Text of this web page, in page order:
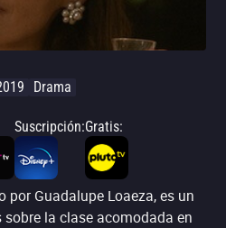
entretenimiento, también se
(¿cuándo volveremos a
Bunny juntos en pantalla otra
genial comedia de misterio,
a la época dorada de la
y una parodia del film noir
actuaciones de Bob
Sin duda uno de los
del siempre innovador Robert
‘Forrest Gump’, ‘Contacto’).
Drama
Suscripción:Gratis:
por Guadalupe Loaeza, es un
la clase acomodada en